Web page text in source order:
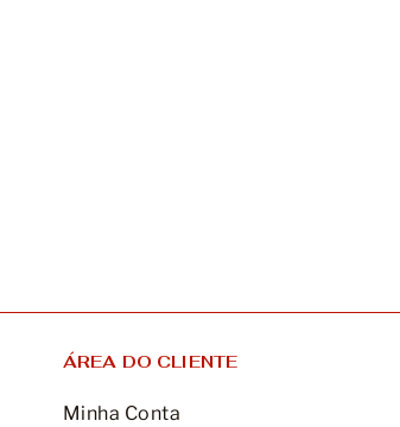
ÁREA DO CLIENTE
Minha Conta